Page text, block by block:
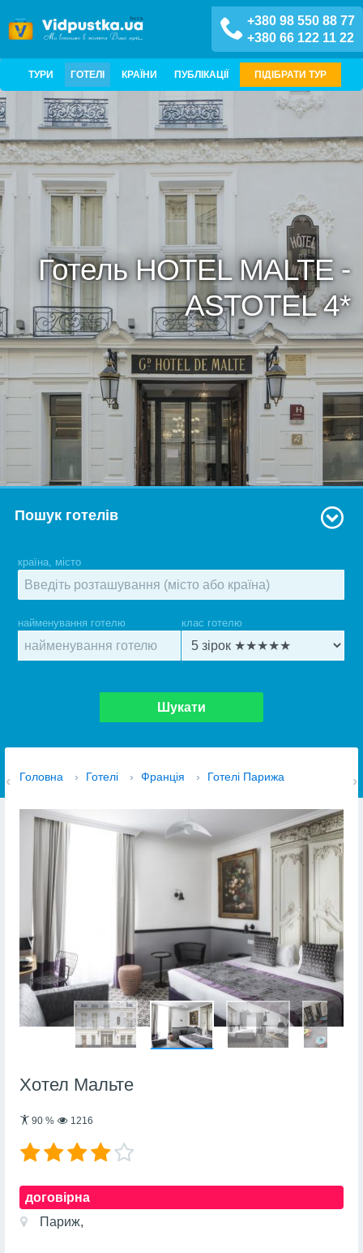
+380 98 550 88 77
+380 66 122 11 22
ТУРИ ГОТЕЛІ КРАЇНИ ПУБЛІКАЦІЇ ПІДІБРАТИ ТУР
Готель HOTEL MALTE -
ASTOTEL 4*
Пошук готелів
країна, місто
найменування готелю клас готелю
Шукати
Головна › Готелі › Франція › Готелі Парижа
Хотел Мальте
90% 1216
договірна
Париж,